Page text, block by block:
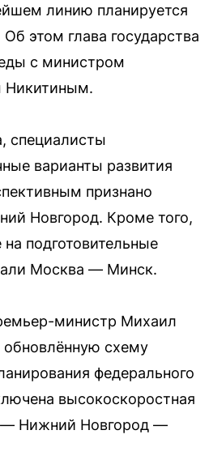
линию планируется
этом глава государства
с министром
Никитиным.
специалисты
варианты развития
признано
Новгород. Кроме того,
подготовительные
Москва — Минск.
министр Михаил
схему
федерального
высокоскоростная
— Нижний Новгород —